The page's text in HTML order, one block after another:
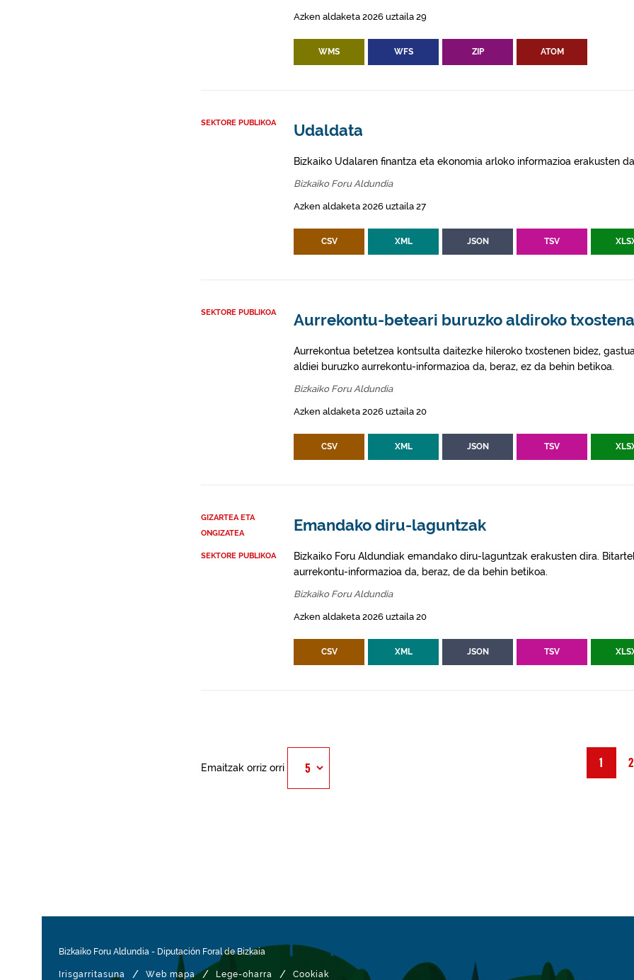
Azken aldaketa 2026 uztaila 29
WMS WFS ZIP ATOM
SEKTORE PUBLIKOA Udaldata
Bizkaiko Udalaren finantza eta ekonomia arloko informazioa erakusten
Bizkaiko Foru Aldundia
Azken aldaketa 2026 uztaila 27
CSV XML JSON TSV
SEKTORE PUBLIKOA Aurrekontu-beteari buruzko aldiroko
Aurrekontua betetzea kontsulta daitezke hileroko txostenen bidez,
aldiei buruzko aurrekontu-informazioa da, beraz, ez da behin betikoa.
Bizkaiko Foru Aldundia
Azken aldaketa 2026 uztaila 20
CSV XML JSON TSV
GIZARTEA ETA
ONGIZATEA
SEKTORE PUBLIKOA
Emandako diru-laguntzak
Bizkaiko Foru Aldundiak emandako diru-laguntzak erakusten dira.
aurrekontu-informazioa da, beraz, de da behin betikoa.
Bizkaiko Foru Aldundia
Azken aldaketa 2026 uztaila 20
CSV XML JSON TSV
1 2
Emaitzak orriz orri
Bizkaiko Foru Aldundia - Diputación Foral de Bizkaia
Irisgarritasuna / Web mapa / Lege-oharra / Cookiak